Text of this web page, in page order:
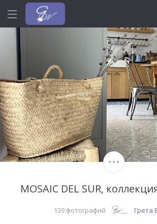
MOSAIC DEL SUR,
139 фотографий Грета